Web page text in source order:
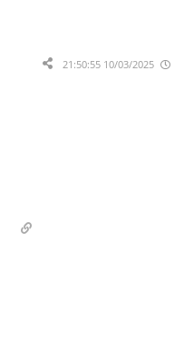
10/03/2025 21:50:55